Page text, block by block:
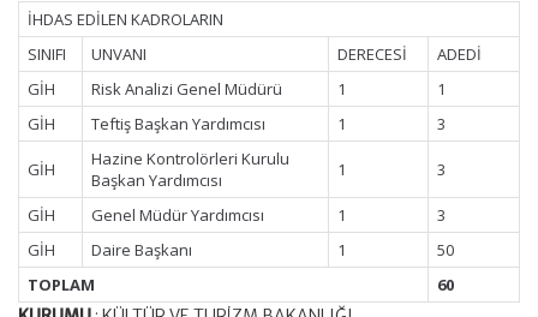
İHDAS EDİLEN KADROLARIN
SINIFI
UNVANI DERECESİ
ADEDİ
GİH
Risk Analizi Genel Müdürü 1
1
GİH
Teftiş Başkan Yardımcısı 1 3
GİH
Hazine Kontrolörleri Kurulu
Başkan Yardımcısı
1 3
GİH Genel Müdür Yardımcısı 1
3
GİH
Daire Başkanı 1
50
TOPLAM
60